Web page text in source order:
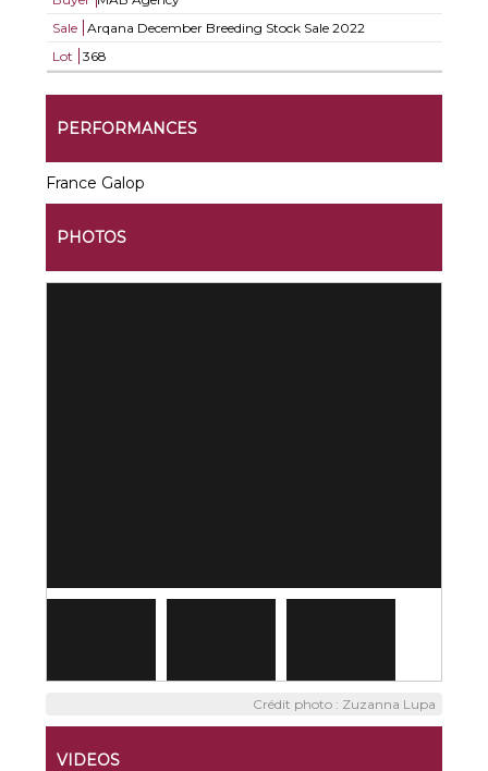
Sale
Arqana December Breeding Stock Sale 2022
Lot
368
PERFORMANCES
France Galop
PHOTOS
Crédit photo : Zuzanna Lupa
VIDEOS